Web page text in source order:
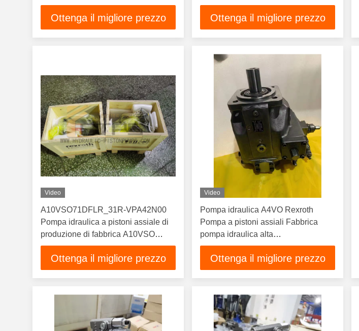
Nuova pompa idraulica in magazzino
Ottenga il migliore prezzo
A10VSO45 A10VSO100
Ottenga il migliore prezzo
Video
A10VSO71DFLR_31R-VPA42N00
Pompa idraulica a pistoni assiale di
produzione di fabbrica A10VSO
A4VSO A6VM Serie Rexroth
sostituzione pompa di alta qualità
Ottenga il migliore prezzo
Video
Pompa idraulica A4VO Rexroth
Pompa a pistoni assiali Fabbrica
pompa idraulica alta
A4VO130LRDS/10R-PZA12K01-S
Pompa a pistoni assiali A4VO
Ottenga il migliore prezzo